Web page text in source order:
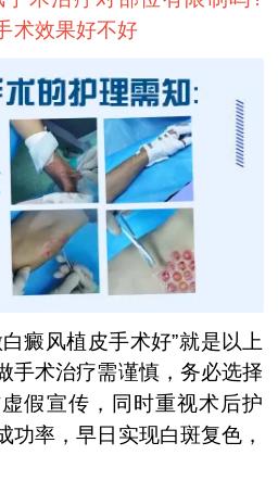
术效果好不好
风植皮手术好”就是以上
手术治疗需谨慎，务必选择
假宣传，同时重视术后护
功率，早日实现白斑复色，